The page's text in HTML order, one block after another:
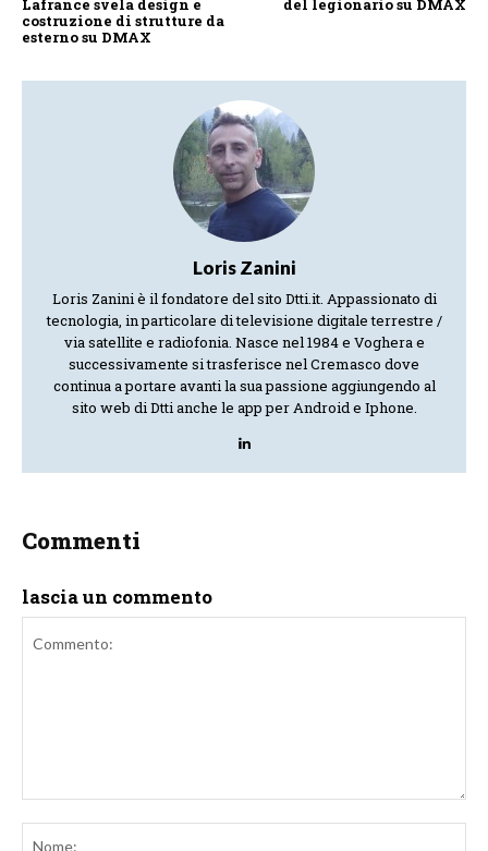
Lafrance svela design e
costruzione di strutture da
esterno su DMAX
del legionario su DMAX
Loris Zanini
Loris Zanini è il fondatore del sito Dtti.it. Appassionato di
tecnologia, in particolare di televisione digitale terrestre /
via satellite e radiofonia. Nasce nel 1984 e Voghera e
successivamente si trasferisce nel Cremasco dove
continua a portare avanti la sua passione aggiungendo al
sito web di Dtti anche le app per Android e Iphone.
Commenti
lascia un commento